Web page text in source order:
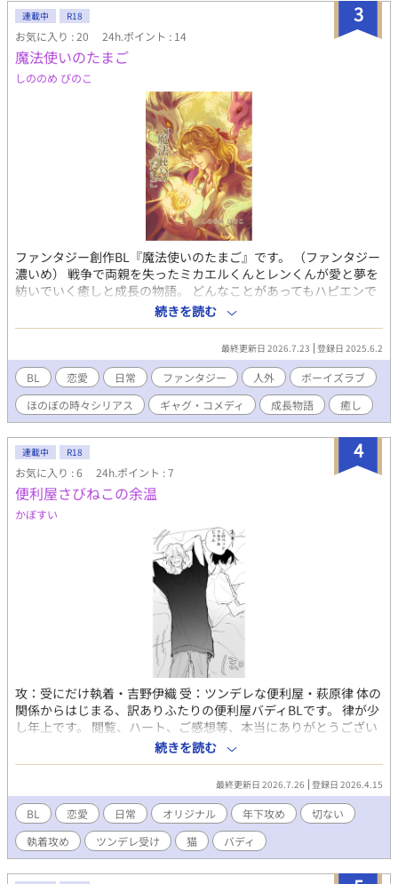
3
連載中 R18
お気に入り : 20 24h.ポイント : 14
魔法使いのたまご
しののめ ぴのこ
ファンタジー創作BL『魔法使いのたまご』です。 （ファンタジー
濃いめ） 戦争で両親を失ったミカエルくんとレンくんが愛と夢を
紡いでいく癒しと成長の物語。 どんなことがあってもハピエンで
す。 2022年からTwitterで不定期連載していたのをこちらに投稿
しています。 カラーで描いたりモノクロで描いたりしてますが、
2025年～モノクロ漫画になります。（第２章から） 読んでいただ
けると幸いです！ 長編漫画ですが途中からでも楽しめます🎵
続きを読む
最終更新日 2026.7.23 登録日 2025.6.2
BL 恋愛 日常 ファンタジー 人外
ボーイズラブ
ほのぼの時々シリアス
ギャグ・コメディ 成長物語 癒し
4
連載中 R18
お気に入り : 6 24h.ポイント : 7
便利屋さびねこの余温
かぼすい
攻：受にだけ執着・吉野伊織 受：ツンデレな便利屋・萩原律 体の
関係からはじまる、訳ありふたりの便利屋バディBLです。 律が少
し年上です。 閲覧、ハート、ご感想等、本当にありがとうござい
ます！ とても励みになります。 【お知らせ】2026/05/12追記 連
載とは別に、2人が仲良くいちゃいちゃしてる長編をどうしても描
きたくなり、並行して制作中です。 そのため黒服編は、しばらく
ゆっくり更新になる予定です。 （少し不穏な場面で終わります
が、ハッピーエンド大好き人間ですので、ご安心いただけますと
幸いです…！） 合間に短めの日常小話も投稿できたらと思ってい
ます。 引き続き、気長にお付き合いいただけたら嬉しいです。
【活動先一覧】 https://lit.link/kabosui
続きを読む
最終更新日 2026.7.26 登録日 2026.4.15
BL 恋愛 日常 オリジナル 年下攻め
切ない
執着攻め
ツンデレ受け 猫 バディ